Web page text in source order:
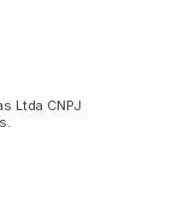
Ltda CNPJ